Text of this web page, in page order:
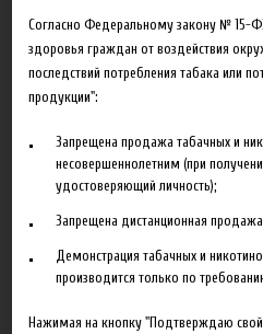
Характеристики
Производитель
The Perfumer's
Согласно Федеральному закону № 15-
здоровья граждан от воздействия
последствий потребления табака или
продукции":
Запрещена продажа табачных и
несовершеннолетним (при
удостоверяющий личность);
Запрещена дистанционная
Демонстрация табачных и
производится только по
Нажимая на кнопку "Подтверждаю